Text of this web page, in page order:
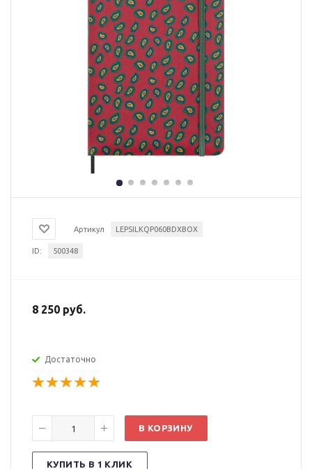
Артикул LEPSILKQP060BDXBOX
ID: 500348
8 250 руб.
Достаточно
В КОРЗИНУ
КУПИТЬ В 1 КЛИК